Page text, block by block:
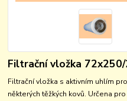
Filtrační vložka
Filtrační vložka s aktivním uhlím
některých těžkých kovů. Určena